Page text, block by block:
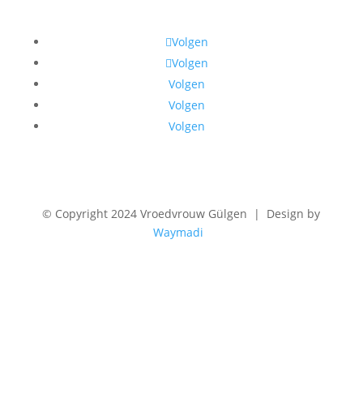
Volgen
Volgen
Volgen
Volgen
Volgen
© Copyright 2024 Vroedvrouw Gülgen | Design by
Waymadi